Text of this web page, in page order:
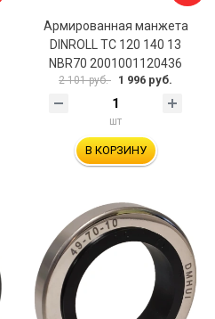
Армированная манжета
DINROLL TC 120 140 13
NBR70 2001001120436
2 101 руб. 1 996 руб.
шт
В КОРЗИНУ